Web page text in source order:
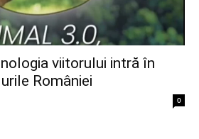
viitorului intră în
României
0